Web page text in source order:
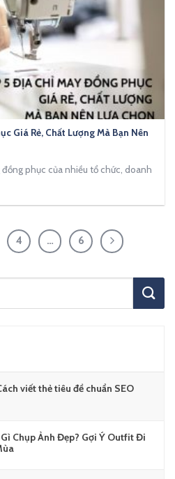
viết thẻ tiêu đề chuẩn SEO
Chụp Ảnh Đẹp? Gợi Ý Outfit Đi
Giá Rẻ, Chất Lượng Mà Bạn Nên
phục của nhiều tổ chức, doanh
4 … 6